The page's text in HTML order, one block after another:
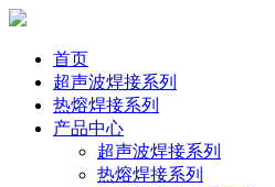
首页
超声波焊接系列
热熔焊接系列
产品中心
超声波焊接系列
热熔焊接系列